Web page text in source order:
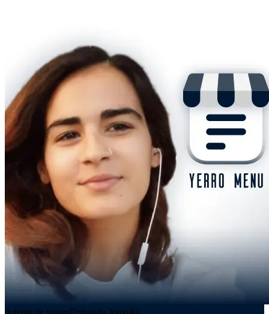
Agente de ventasFernanda Jomolka